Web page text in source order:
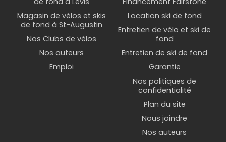
Magasin de vélos et skis
de fond à St-Augustin
Nos Clubs de vélos
Nos auteurs
Emploi
Location ski de fond
Entretien de vélo et ski de
fond
Entretien de ski de fond
Garantie
Nos politiques de
confidentialité
Plan du site
Nous joindre
Nos auteurs